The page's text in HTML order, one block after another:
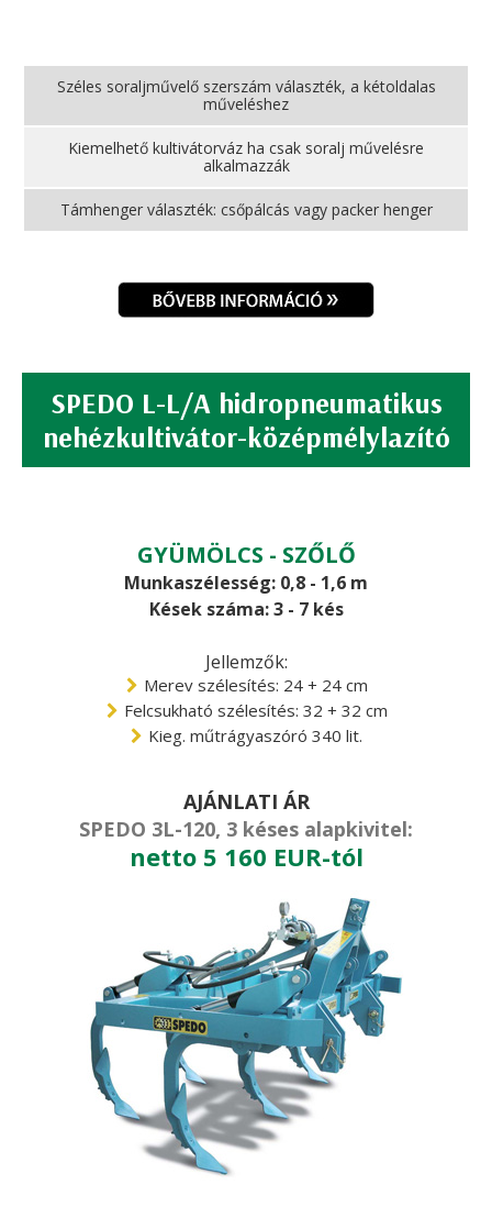
Széles soraljművelő szerszám választék, a kétoldalas
műveléshez
Kiemelhető kultivátorváz ha csak soralj művelésre
alkalmazzák
Támhenger választék: csőpálcás vagy packer henger
SPEDO L-L/A hidropneumatikus
nehézkultivátor-középmélylazító
GYÜMÖLCS - SZŐLŐ
Munkaszélesség: 0,8 - 1,6 m
Kések száma: 3 - 7 kés
Jellemzők:
Merev szélesítés: 24 + 24 cm
Felcsukható szélesítés: 32 + 32 cm
Kieg. műtrágyaszóró 340 lit.
AJÁNLATI ÁR
SPEDO 3L-120, 3 késes alapkivitel:
netto 5 160 EUR-tól